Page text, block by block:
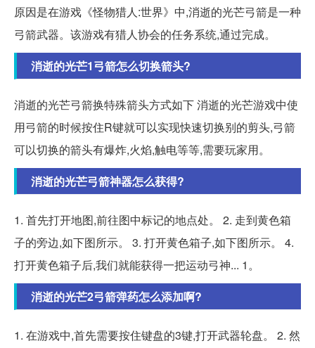
原因是在游戏《怪物猎人:世界》中,消逝的光芒弓箭是一种
弓箭武器。该游戏有猎人协会的任务系统,通过完成。
消逝的光芒1弓箭怎么切换箭头?
消逝的光芒弓箭换特殊箭头方式如下 消逝的光芒游戏中使
用弓箭的时候按住R键就可以实现快速切换别的剪头,弓箭
可以切换的箭头有爆炸,火焰,触电等等,需要玩家用。
消逝的光芒弓箭神器怎么获得?
1. 首先打开地图,前往图中标记的地点处。 2. 走到黄色箱
子的旁边,如下图所示。 3. 打开黄色箱子,如下图所示。 4.
打开黄色箱子后,我们就能获得一把运动弓神... 1。
消逝的光芒2弓箭弹药怎么添加啊?
1. 在游戏中,首先需要按住键盘的3键,打开武器轮盘。 2. 然